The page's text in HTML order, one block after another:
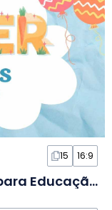
15 16:9
Atividades de Páscoa Fofas para Educação Infantil em Slides